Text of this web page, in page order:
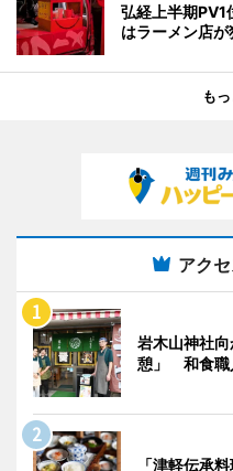
弘経上半期
はラーメン店が
も
アク
岩木山神社
憩」 和食職
「津軽伝承